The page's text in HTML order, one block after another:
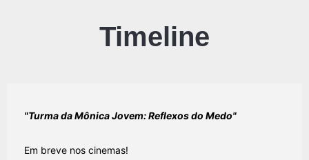
Timeline
"Turma da Mônica Jovem: Reflexos do Medo"
Em breve nos cinemas!